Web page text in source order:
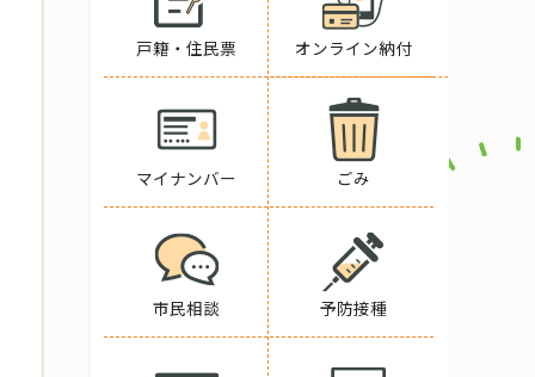
戸籍・住民票 オンライン納付
マイナンバー ごみ
市民相談 予防接種